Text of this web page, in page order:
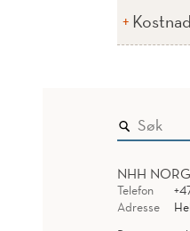
NHH
Telefon
Adresse